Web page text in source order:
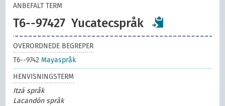
ANBEFALT TERM
T6--97427 Yucatecspråk
OVERORDNEDE BEGREPER
T6--9742 Mayaspråk
HENVISNINGSTERM
Itzá språk
Lacandón språk